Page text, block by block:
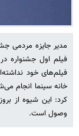
مدیر جایزه مردمی
فیلم اول جشنواره
فیلم‌های خود
خانه سینما انجام
کرد: این شیوه از
وصول است.